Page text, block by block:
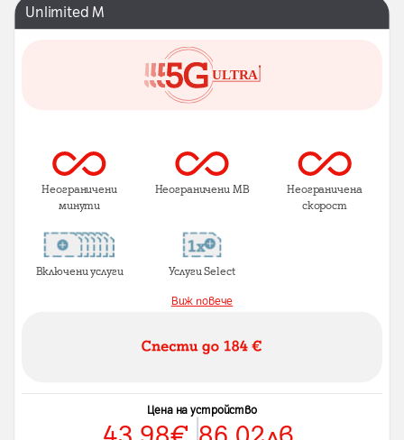
Unlimited M
Неограничени
минути
Неограничени MB Неограничена
скорост
Включени услуги Услуги Select
Виж повече
Цена на устройство